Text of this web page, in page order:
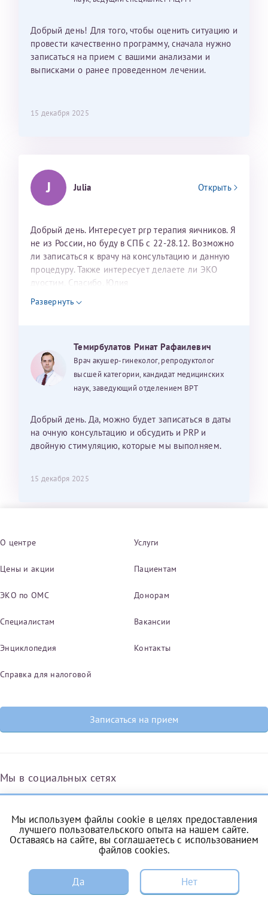
Добрый день! Для того, чтобы оценить ситуацию и
провести качественно программу, сначала нужно
записаться на прием с вашими анализами и
выписками о ранее проведенном лечении.
15 декабря 2025
J Julia Открыть
Добрый день. Интересует prp терапия яичников. Я
не из России, но буду в СПБ с 22-28.12. Возможно
ли записаться к врачу на консультацию и данную
процедуру. Также интересует делаете ли ЭКО
дуостим. Спасибо. Юлия
Развернуть
Темирбулатов Ринат Рафаилевич
Врач акушер-гинеколог, репродуктолог
высшей категории, кандидат медицинских
наук, заведующий отделением ВРТ
Добрый день. Да, можно будет записаться в даты
на очную консультацию и обсудить и PRP и
двойную стимуляцию, которые мы выполняем.
15 декабря 2025
О центре Услуги
Цены и акции Пациентам
ЭКО по ОМС Донорам
Специалистам Вакансии
Энциклопедия Контакты
Справка для налоговой
Записаться на прием
Мы в социальных сетях
Вконтакте ОдноклассникиЯндекс.Дзен Telegram Max
Комендантский проспект, 53/1A
Мы используем файлы cookie в целях предоставления
лучшего пользовательского опыта на нашем сайте.
Оставаясь на сайте, вы соглашаетесь с использованием
файлов cookies.
Да Нет
ЗАПИСЬ